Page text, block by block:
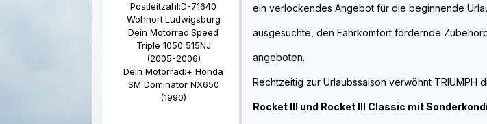
Postleitzahl:D-71640
Wohnort:Ludwigsburg
Dein Motorrad:Speed
Triple 1050 515NJ
(2005-2006)
Dein Motorrad:+ Honda
SM Dominator NX650
(1990)
ein verlockendes Angebot für die beginnende
ausgesuchte, den Fahrkomfort fördernde
angeboten.
Rechtzeitig zur Urlaubssaison verwöhnt TRIUMPH
Rocket III und Rocket III Classic mit